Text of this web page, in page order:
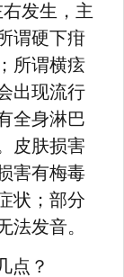
发生，主
谓硬下疳
所谓横痃
出现流行
全身淋巴
皮肤损害
害有梅毒
状；部分
法发音。
点？